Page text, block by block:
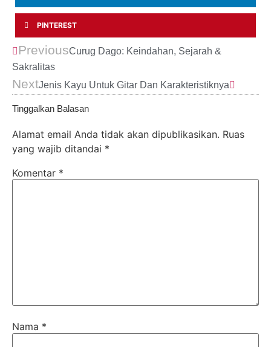
PINTEREST
PreviousCurug Dago: Keindahan, Sejarah &
Sakralitas
NextJenis Kayu Untuk Gitar Dan Karakteristiknya
Tinggalkan Balasan
Alamat email Anda tidak akan dipublikasikan. Ruas
yang wajib ditandai *
Komentar *
Nama *